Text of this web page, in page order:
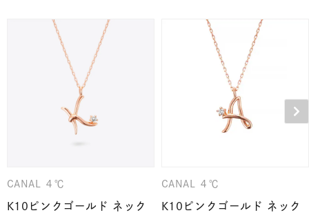
CANAL ４℃
K10ピンクゴールド ネック
CANAL ４℃
K10ピンクゴールド ネック